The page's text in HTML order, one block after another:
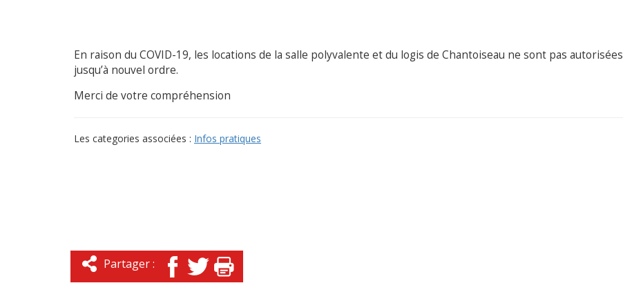
En raison du COVID-19, les locations de la salle polyvalente et du logis de Chantoiseau ne sont pas autorisées
jusqu’à nouvel ordre.
Merci de votre compréhension
Les categories associées : Infos pratiques
Partager :